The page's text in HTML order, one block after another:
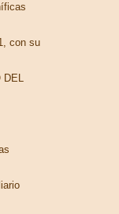
con su
DEL